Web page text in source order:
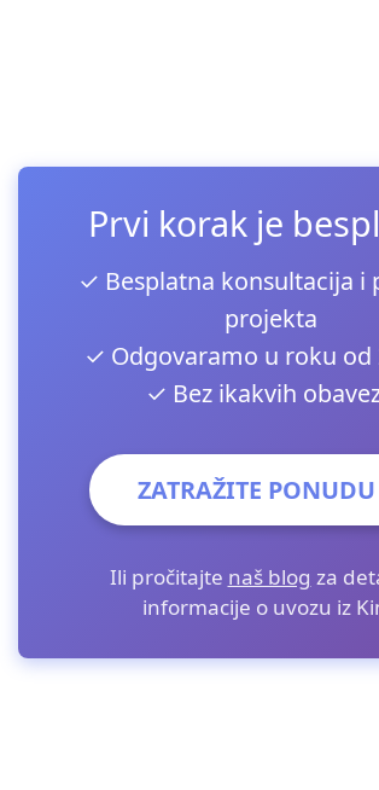
Prvi korak je
✓ Besplatna konsultacija i
projekta
✓ Odgovaramo u roku od
✓ Bez ikakvih
ZATRAŽITE
Ili pročitajte naš blog za
informacije o uvozu iz